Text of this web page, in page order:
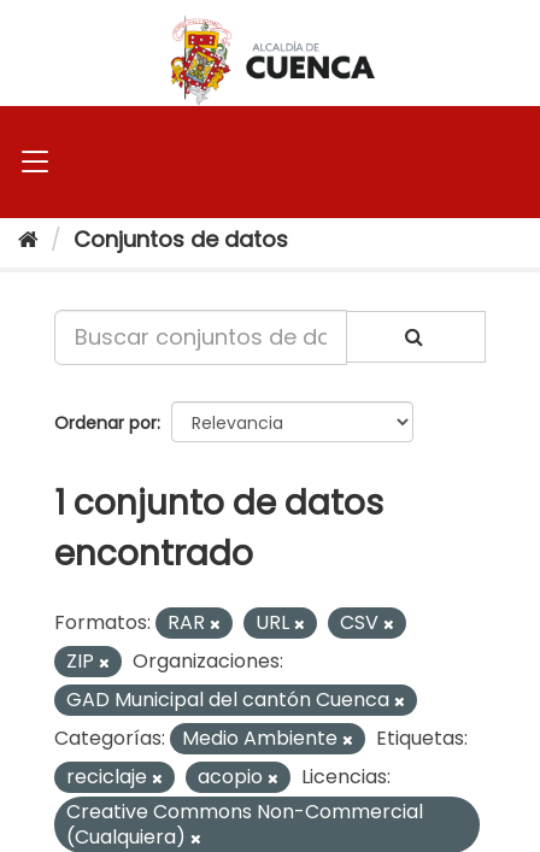
Conjuntos de datos
Ordenar por
1 conjunto de datos
encontrado
Formatos: RAR URL
CSV
ZIP
Organizaciones:
GAD Municipal del cantón Cuenca
Categorías:
Medio Ambiente
Etiquetas:
reciclaje
acopio
Licencias:
Creative Commons Non-Commercial
(Cualquiera)